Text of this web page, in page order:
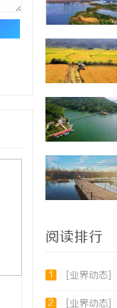
阅读排行
1 [业界动态]
2 [业界动态]